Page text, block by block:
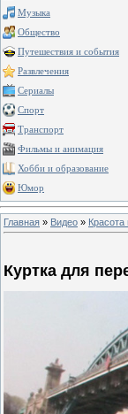
Музыка
Общество
Путешествия и события
Развлечения
Сериалы
Спорт
Транспорт
Фильмы и анимация
Хобби и образование
Юмор
Главная » Видео » Красота
Куртка для